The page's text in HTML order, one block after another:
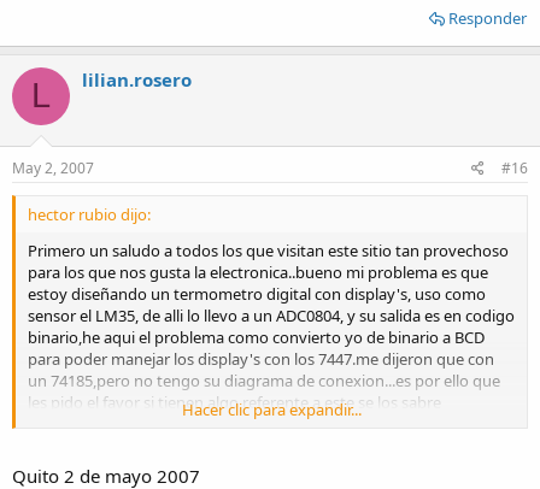
Responder
L lilian.rosero
May 2, 2007 #16
hector rubio dijo:
Primero un saludo a todos los que visitan este sitio tan provechoso
para los que nos gusta la electronica..bueno mi problema es que
estoy diseñando un termometro digital con display's, uso como
sensor el LM35, de alli lo llevo a un ADC0804, y su salida es en codigo
binario,he aqui el problema como convierto yo de binario a BCD
para poder manejar los display's con los 7447.me dijeron que con
un 74185,pero no tengo su diagrama de conexion...es por ello que
les pido el favor si tienen algo referente a este se los sabre
agradesre..... GRACIAS SALUDOS
Hacer clic para expandir...
Quito 2 de mayo 2007